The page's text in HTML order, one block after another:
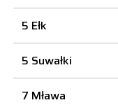
5 Ełk
5 Suwałki
7 Mława